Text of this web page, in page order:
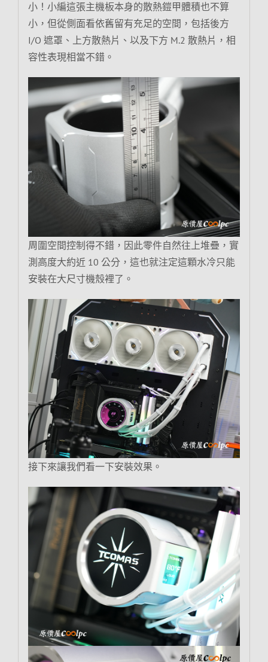
小！小編這張主機板本身的散熱鎧甲體積也不算
小，但從側面看依舊留有充足的空間，包括後方
I/O 遮罩、上方散熱片、以及下方 M.2 散熱片，相
容性表現相當不錯。
周圍空間控制得不錯，因此零件自然往上堆疊，實
測高度大約近 10 公分，這也就注定這顆水冷只能
安裝在大尺寸機殼裡了。
接下來讓我們看一下安裝效果。